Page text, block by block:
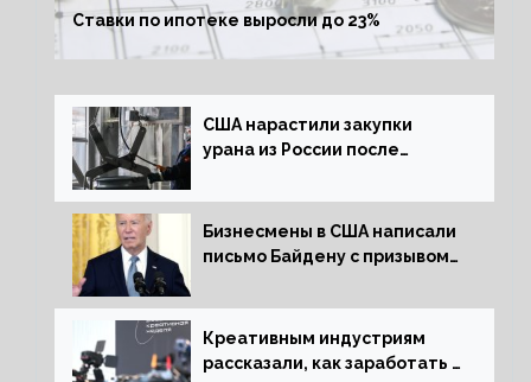
Ставки по ипотеке выросли до 23%
США нарастили закупки
урана из России после
Бизнесмены в США написали
письмо Байдену с призывом
Креативным индустриям
рассказали, как заработать 2